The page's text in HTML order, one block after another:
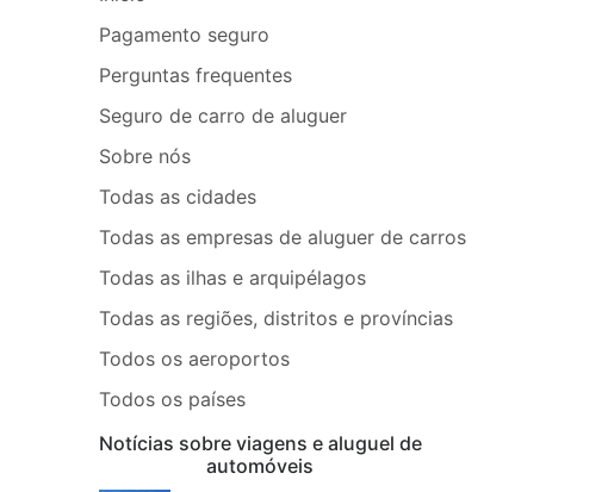
Pagamento seguro
Perguntas frequentes
Seguro de carro de aluguer
Sobre nós
Todas as cidades
Todas as empresas de aluguer de carros
Todas as ilhas e arquipélagos
Todas as regiões, distritos e províncias
Todos os aeroportos
Todos os países
Notícias sobre viagens e aluguel de
automóveis